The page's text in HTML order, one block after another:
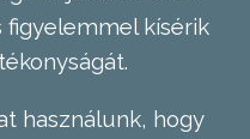
kísérik
használunk, hogy